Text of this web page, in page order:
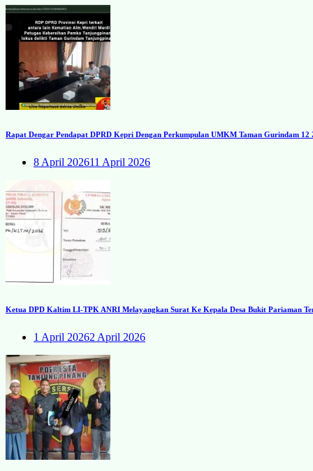
Rapat Dengar Pendapat DPRD Kepri Dengan Perkumpulan UMKM Taman Gurindam
8 April 202611 April 2026
Ketua DPD Kaltim LI-TPK ANRI Melayangkan Surat Ke Kepala Desa Bukit Pariaman
1 April 20262 April 2026